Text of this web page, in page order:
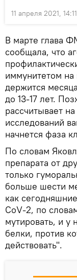
11 апреля 2021, 14:11
В марте глава
сообщала, что
иммунитетом на
держится
до 13-17 лет.
рассчитывает
исследований
начнется фаза
По словам
препарата от
только
больше шести
как
CoV-2, по
мутировать, и у
белки, против
действовать".